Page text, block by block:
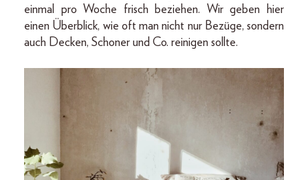
einmal pro Woche frisch beziehen. Wir geben hier
einen Überblick, wie oft man nicht nur Bezüge, sondern
auch Decken, Schoner und Co. reinigen sollte.